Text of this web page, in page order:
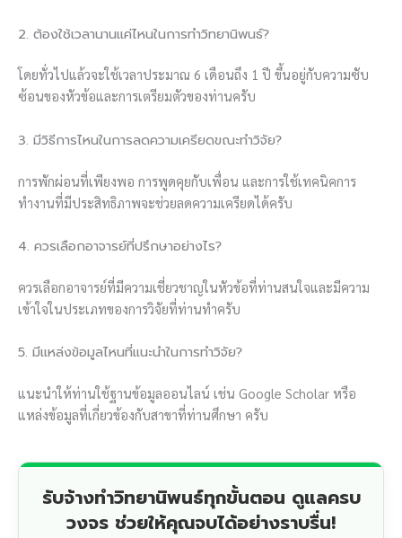
2. ต้องใช้เวลานานแค่ไหนในการทำวิทยานิพนธ์?
โดยทั่วไปแล้วจะใช้เวลาประมาณ 6 เดือนถึง 1 ปี ขึ้นอยู่กับความซับ
ซ้อนของหัวข้อและการเตรียมตัวของท่านครับ
3. มีวิธีการไหนในการลดความเครียดขณะทำวิจัย?
การพักผ่อนที่เพียงพอ การพูดคุยกับเพื่อน และการใช้เทคนิคการ
ทำงานที่มีประสิทธิภาพจะช่วยลดความเครียดได้ครับ
4. ควรเลือกอาจารย์ที่ปรึกษาอย่างไร?
ควรเลือกอาจารย์ที่มีความเชี่ยวชาญในหัวข้อที่ท่านสนใจและมีความ
เข้าใจในประเภทของการวิจัยที่ท่านทำครับ
5. มีแหล่งข้อมูลไหนที่แนะนำในการทำวิจัย?
แนะนำให้ท่านใช้ฐานข้อมูลออนไลน์ เช่น Google Scholar หรือ
แหล่งข้อมูลที่เกี่ยวข้องกับสาขาที่ท่านศึกษา ครับ
รับจ้างทำวิทยานิพนธ์ทุกขั้นตอน ดูแลครบ
วงจร ช่วยให้คุณจบได้อย่างราบรื่น!